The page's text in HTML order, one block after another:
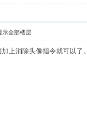
示全部楼层
上消除头像指令就可以了。